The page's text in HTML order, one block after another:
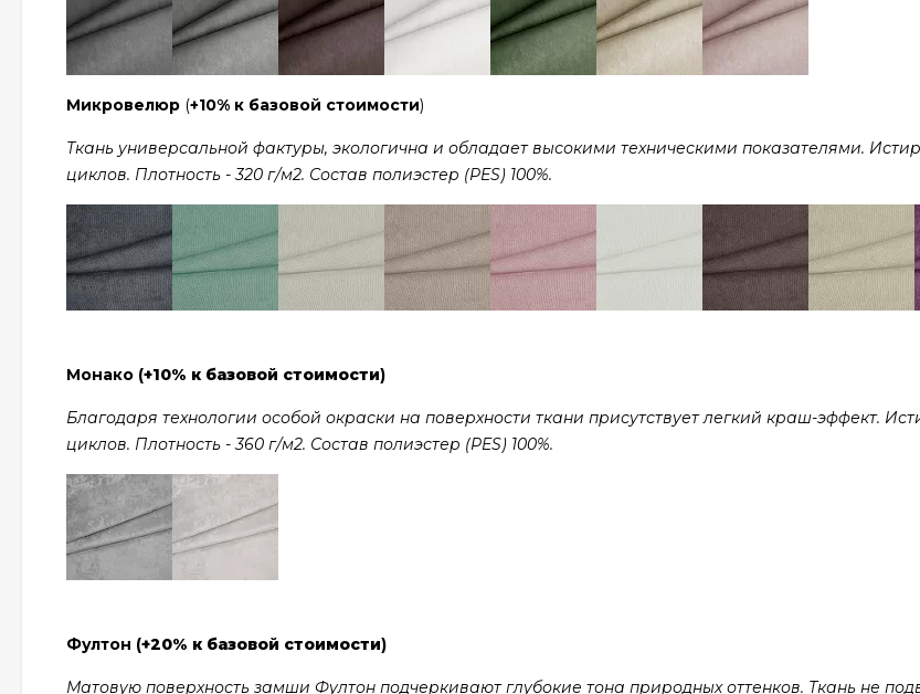
Микровелюр (+10% к базовой стоимости)
Ткань универсальной фактуры, экологична и обладает высокими техническими показателями.
циклов. Плотность - 320 г/м2. Состав полиэстер (PES) 100%.
Монако (+10% к базовой стоимости)
Благодаря технологии особой окраски на поверхности ткани присутствует легкий краш-эффект.
циклов. Плотность - 360 г/м2. Состав полиэстер (PES) 100%.
Фултон (+20% к базовой стоимости)
Матовую поверхность замши Фултон подчеркивают глубокие тона природных оттенков. Ткань не